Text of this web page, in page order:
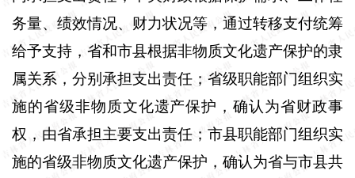
务量、绩效情况、财力状况等，通过转移支付统筹
给予支持，省和市县根据非物质文化遗产保护的隶
属关系，分别承担支出责任；省级职能部门组织实
施的省级非物质文化遗产保护，确认为省财政事
权，由省承担主要支出责任；市县职能部门组织实
施的省级非物质文化遗产保护，确认为省与市县共